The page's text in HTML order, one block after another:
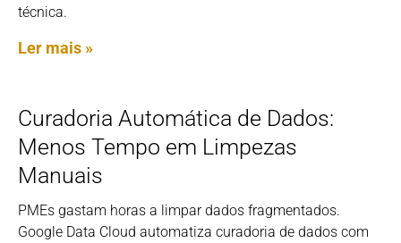
técnica.
Ler mais »
Curadoria Automática de Dados:
Menos Tempo em Limpezas
Manuais
PMEs gastam horas a limpar dados fragmentados.
Google Data Cloud automatiza curadoria de dados com